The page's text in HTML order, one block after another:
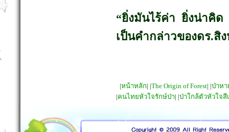
“ยิ่งมันไร้ค่า ยิ่งน่าคิ
เป็นคำกล่าวของดร.สิ
|หน้าหลัก| |The Origin of Forest| |ป่าห
|คนไทยหัวใจรักษ์ป่า| |ป่าใกล้ตัวหัวใจสี